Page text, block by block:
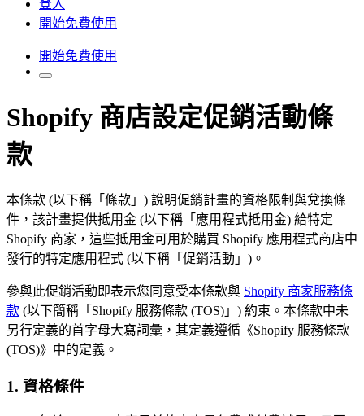
登入
開始免費使用
開始免費使用
Shopify 商店設定促銷活動條
款
本條款 (以下稱「條款」) 說明促銷計畫的資格限制與兌換條
件，該計畫提供抵用金 (以下稱「應用程式抵用金) 給特定
Shopify 商家，這些抵用金可用於購買 Shopify 應用程式商店中
發行的特定應用程式 (以下稱「促銷活動」)。
參與此促銷活動即表示您同意受本條款與 Shopify 商家服務條
款 (以下簡稱「Shopify 服務條款 (TOS)」) 約束。本條款中未
另行定義的首字母大寫詞彙，其定義遵循《Shopify 服務條款
(TOS)》中的定義。
1. 資格條件